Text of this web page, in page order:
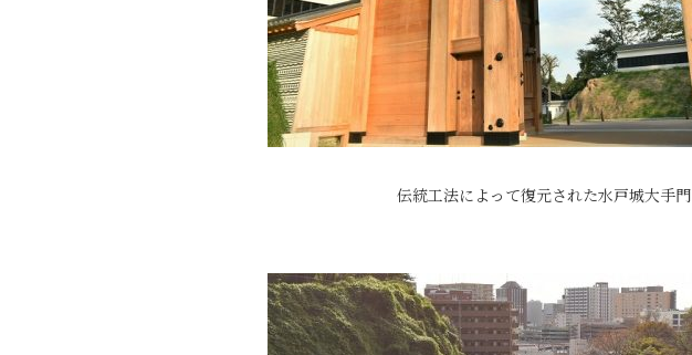
伝統工法によって復元された水戸城大手門